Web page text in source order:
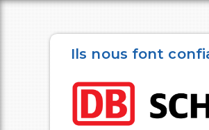
Ils nous font